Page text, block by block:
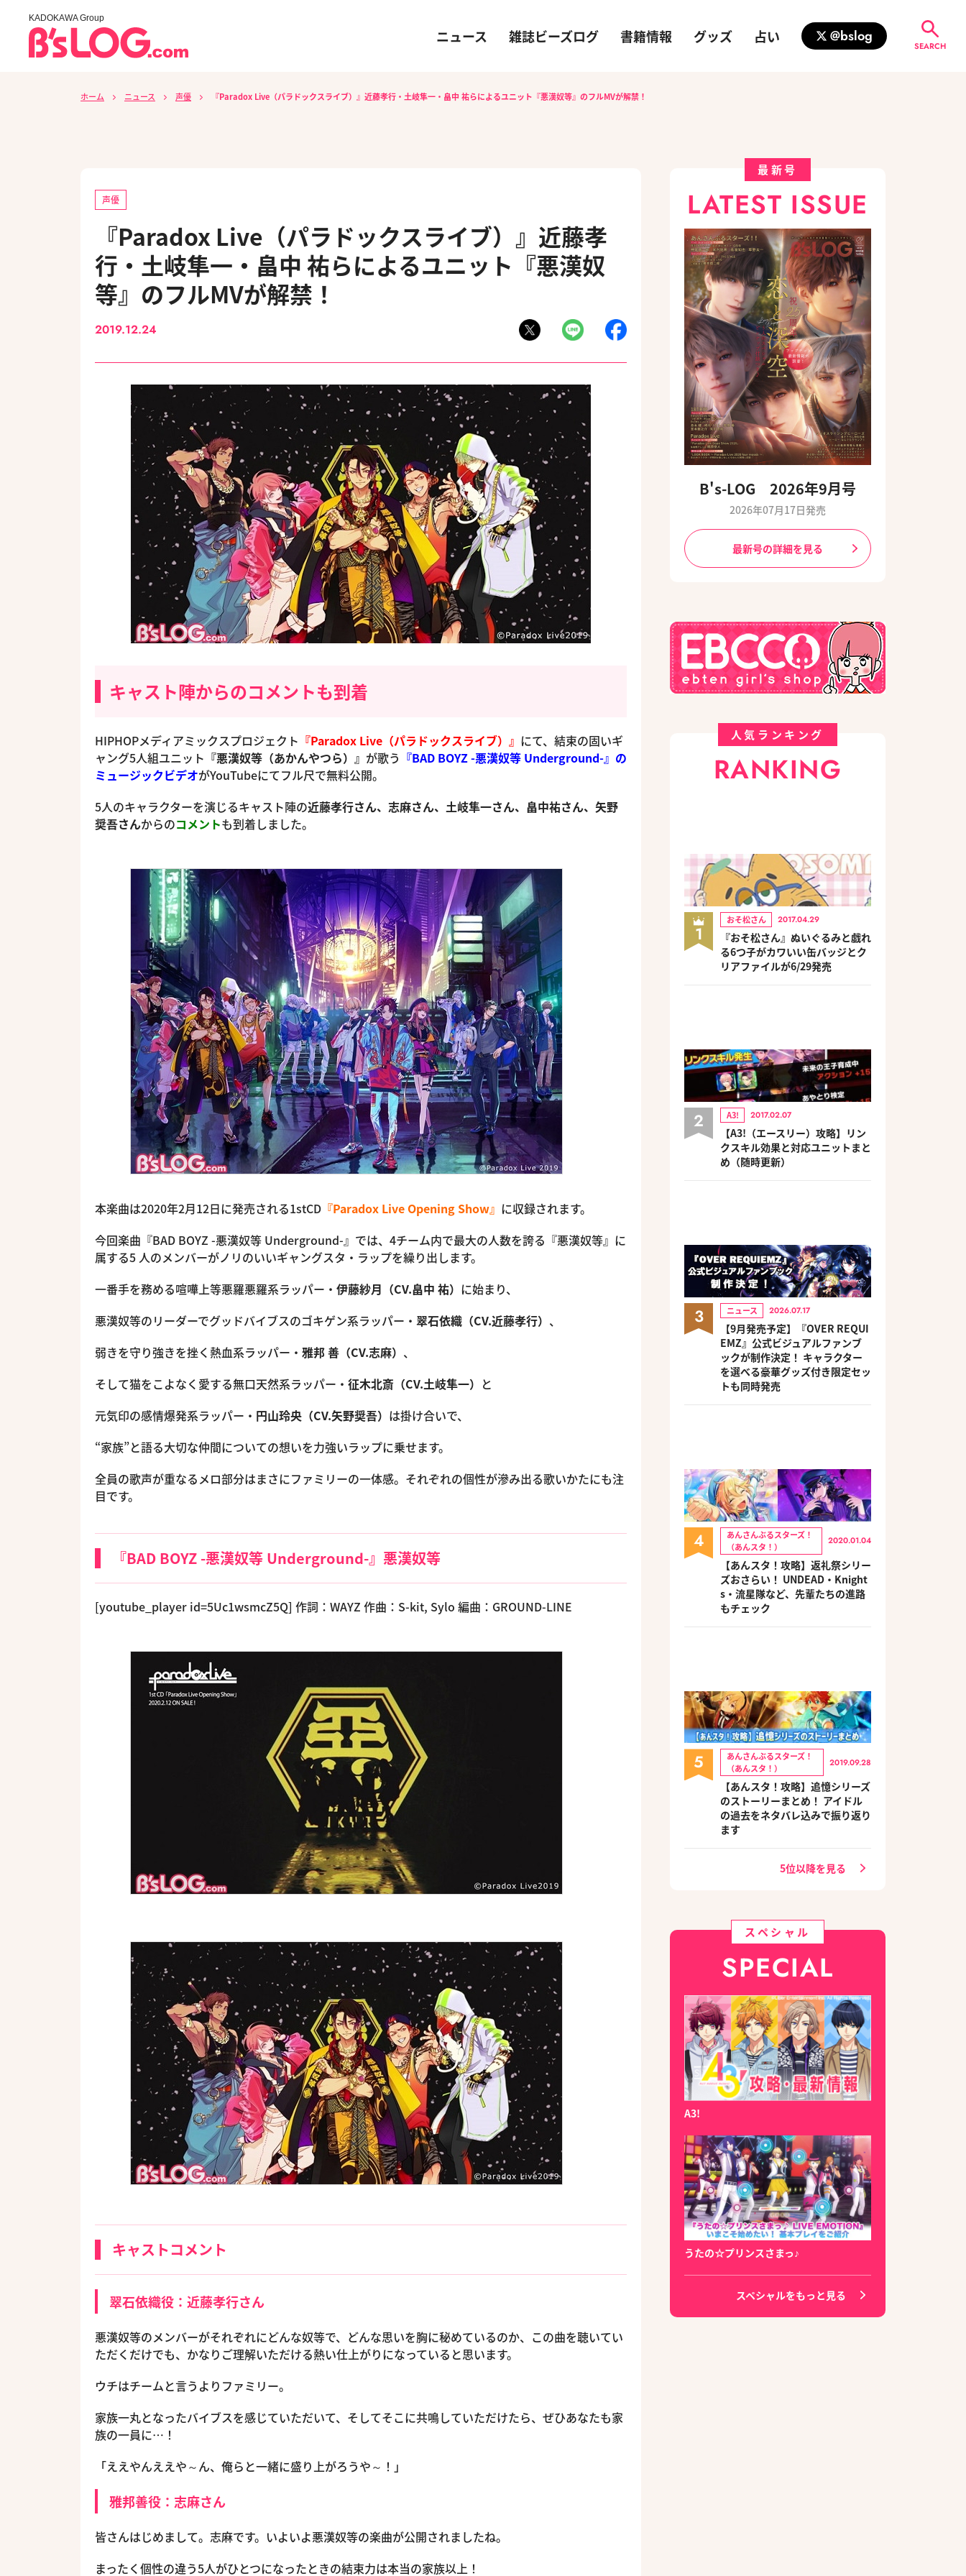
KADOKAWA Group
ニュース 雑誌ビーズログ 書籍情報 グッズ 占い @bslog
SEARCH
ホーム ニュース 声優 『Paradox Live（パラドックスライブ）』近藤孝行・土岐隼一・畠中 祐らによるユニット『悪漢奴等』のフルMVが解禁！
声優
『Paradox Live（パラドックスライブ）』近藤孝
行・土岐隼一・畠中 祐らによるユニット『悪漢奴
等』のフルMVが解禁！
2019.12.24
キャスト陣からのコメントも到着
HIPHOPメディアミックスプロジェクト 『Paradox Live（パラドックスライブ）』 にて、結束の固いギ
ャング5人組ユニット 『悪漢奴等（あかんやつら）』 が歌う 『BAD BOYZ -悪漢奴等 Underground-』の
ミュージックビデオがYouTubeにてフル尺で無料公開。
5人のキャラクターを演じるキャスト陣の近藤孝行さん、志麻さん、土岐隼一さん、畠中祐さん、矢野
奨吾さんからのコメントも到着しました。
本楽曲は2020年2月12日に発売される1stCD 『Paradox Live Opening Show』 に収録されます。
今回楽曲『BAD BOYZ -悪漢奴等 Underground-』では、4チーム内で最大の人数を誇る『悪漢奴等』に
属する5 人のメンバーがノリのいいギャングスタ・ラップを繰り出します。
一番手を務める喧嘩上等悪羅悪羅系ラッパー・ 伊藤紗月（CV.畠中 祐） に始まり、
悪漢奴等のリーダーでグッドバイブスのゴキゲン系ラッパー・ 翠石依織（CV.近藤孝行） 、
弱きを守り強きを挫く熱血系ラッパー・ 雅邦 善（CV.志麻） 、
そして猫をこよなく愛する無口天然系ラッパー・ 征木北斎（CV.土岐隼一） と
元気印の感情爆発系ラッパー・ 円山玲央（CV.矢野奨吾） は掛け合いで、
“家族”と語る大切な仲間についての想いを力強いラップに乗せます。
全員の歌声が重なるメロ部分はまさにファミリーの一体感。それぞれの個性が滲み出る歌いかたにも注
目です。
『BAD BOYZ -悪漢奴等 Underground-』悪漢奴等
[youtube_player id=5Uc1wsmcZ5Q] 作詞：WAYZ 作曲：S-kit, Sylo 編曲：GROUND-LINE
キャストコメント
翠石依織役：近藤孝行さん
悪漢奴等のメンバーがそれぞれにどんな奴等で、どんな思いを胸に秘めているのか、この曲を聴いてい
ただくだけでも、かなりご理解いただける熱い仕上がりになっていると思います。
ウチはチームと言うよりファミリー。
家族一丸となったバイブスを感じていただいて、そしてそこに共鳴していただけたら、ぜひあなたも家
族の一員に…！
「ええやんええや～ん、俺らと一緒に盛り上がろうや～！」
雅邦善役：志麻さん
皆さんはじめまして。志麻です。いよいよ悪漢奴等の楽曲が公開されましたね。
まったく個性の違う5人がひとつになったときの結束力は本当の家族以上！
最新号
LATEST ISSUE
B's-LOG 2026年9月号
2026年07月17日発売
最新号の詳細を見る
人気ランキング
RANKING
1
おそ松さん 2017.04.29
『おそ松さん』ぬいぐるみと戯れ
る6つ子がカワいい缶バッジとク
リアファイルが6/29発売
2 A3! 2017.02.07
【A3!（エースリー）攻略】リン
クスキル効果と対応ユニットまと
め（随時更新）
3 ニュース 2026.07.17
【9月発売予定】『OVER REQUI
EMZ』公式ビジュアルファンブ
ックが制作決定！ キャラクター
を選べる豪華グッズ付き限定セッ
トも同時発売
4
あんさんぶるスターズ！
（あんスタ！）
2020.01.04
【あんスタ！攻略】返礼祭シリー
ズおさらい！ UNDEAD・Knight
s・流星隊など、先輩たちの進路
もチェック
5
あんさんぶるスターズ！
（あんスタ！）
2019.09.28
【あんスタ！攻略】追憶シリーズ
のストーリーまとめ！ アイドル
の過去をネタバレ込みで振り返り
ます
5位以降を見る
スペシャル
SPECIAL
A3!
うたの☆プリンスさまっ♪
スペシャルをもっと見る